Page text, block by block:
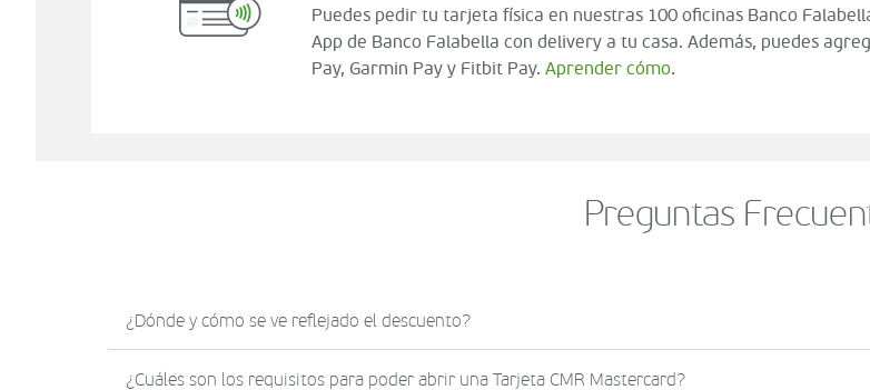
Puedes pedir tu tarjeta física en nuestras 100 oficinas Banco
App de Banco Falabella con delivery a tu casa. Además, puedes
Pay, Garmin Pay y Fitbit Pay. Aprender cómo.
Preguntas
¿Dónde y cómo se ve reflejado el descuento?
¿Cuáles son los requisitos para poder abrir una Tarjeta CMR Mastercard?